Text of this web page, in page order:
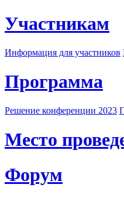
Участникам
Информация для участников
Программа
Решение конференции 2023
Место
Форум